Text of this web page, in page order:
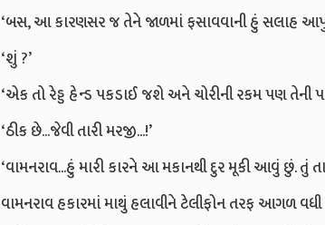
‘બસ, આ કારણસર જ તેને જાળમાં ફસાવવાની હું સલાહ આપું
‘શું ?’
‘એક તો રેડ્ડ હેન્ડ પકડાઈ જશે અને ચોરીની રકમ પણ તેની
‘ઠીક છે...જેવી તારી મરજી...!’
‘વામનરાવ...હું મારી કારને આ મકાનથી દુર મૂકી આવું છું. તું
વામનરાવ હકારમાં માથું હલાવીને ટેલીફોન તરફ આગળ વધી